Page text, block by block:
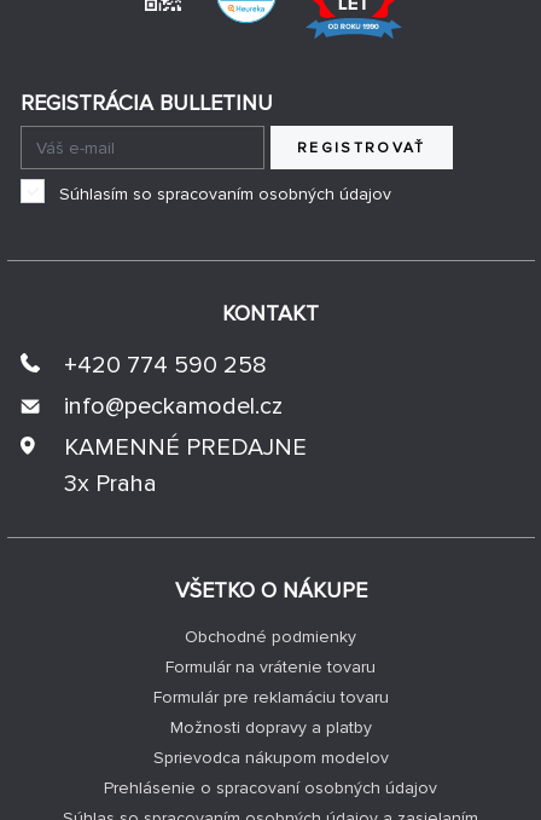
VŠETKO O NÁKUPE
Obchodné podmienky
Formulár na vrátenie tovaru
Formulár pre reklamáciu tovaru
Možnosti dopravy a platby
Sprievodca nákupom modelov
Prehlásenie o spracovaní osobných údajov
KONTAKT
+420 774 590 258
info@peckamodel.cz
KAMENNÉ PREDAJNE
3x Praha
REGISTRÁCIA BULLETINU
REGISTROVAŤ
Súhlasím so spracovaním osobných údajov